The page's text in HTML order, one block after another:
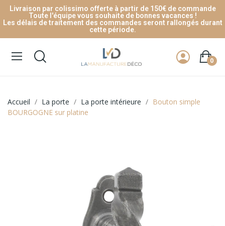
Livraison par colissimo offerte à partir de 150€ de commande
Toute l'équipe vous souhaite de bonnes vacances !
Les délais de traitement des commandes seront rallongés durant
cette période.
0
Accueil La porte La porte intérieure
Bouton simple
BOURGOGNE sur platine